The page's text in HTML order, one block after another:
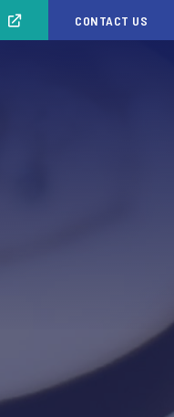
CONTACT US